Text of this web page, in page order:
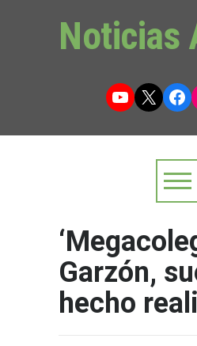
Noticias
YouTube
X
Garzón,
hecho